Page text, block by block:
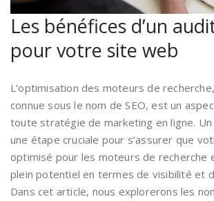
Les bénéfices d’un
pour votre site web
L’optimisation des moteurs de
connue sous le nom de SEO, est un
toute stratégie de marketing en ligne. Un
une étape cruciale pour s’assurer que
optimisé pour les moteurs de recherche
plein potentiel en termes de visibilité et
Dans cet article, nous explorerons les